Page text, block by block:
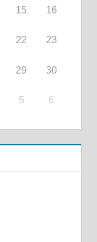
15 16
22 23
29 30
5 6